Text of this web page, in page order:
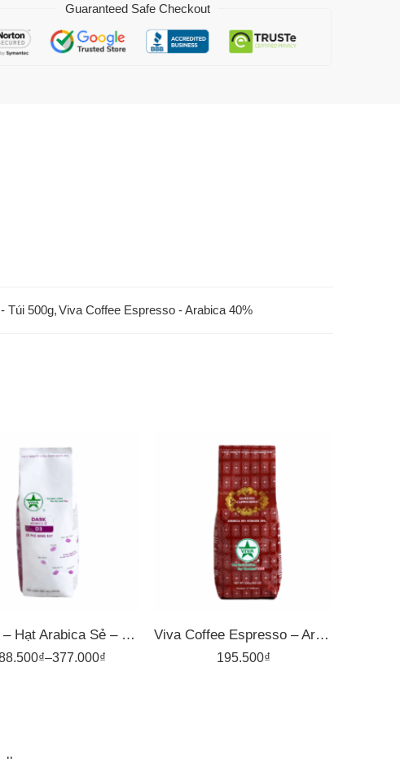
Guaranteed Safe Checkout
Túi 500g,Viva Coffee Espresso - Arabica 40%
Dark 3 – Hạt Arabica Sẻ – Rang Đậm – Cà Phê Rang Xay Viva
₫–377.000₫
500gr
Viva Coffee Espresso – Arabica 30%, Robusta 70% – Cà Phê Pha Máy – Túi 500g
195.500₫
1kg
500gr